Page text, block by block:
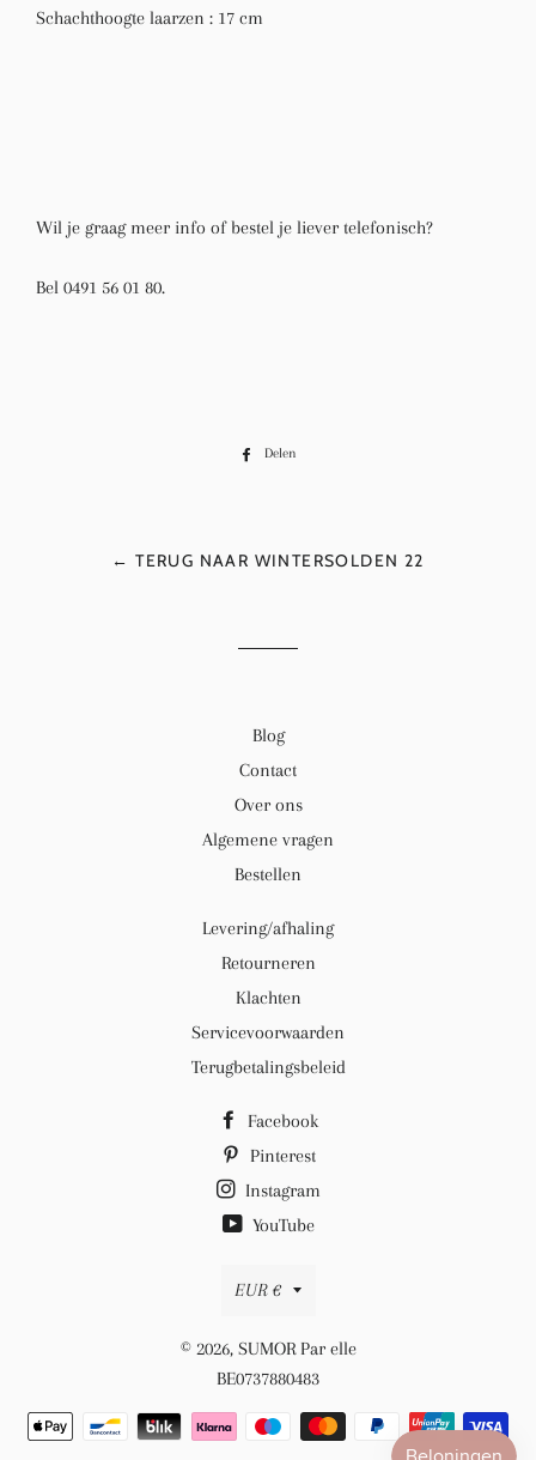
Schachthoogte laarzen : 17 cm
Wil je graag meer info of bestel je liever telefonisch?
Bel 0491 56 01 80.
Delen
← TERUG NAAR WINTERSOLDEN 22
Blog
Contact
Over ons
Algemene vragen
Bestellen
Levering/afhaling
Retourneren
Klachten
Servicevoorwaarden
Terugbetalingsbeleid
Facebook
Pinterest
Instagram
YouTube
Valuta
EUR €
© 2026, SUMOR Par elle
BE0737880483
Betaalmethoden